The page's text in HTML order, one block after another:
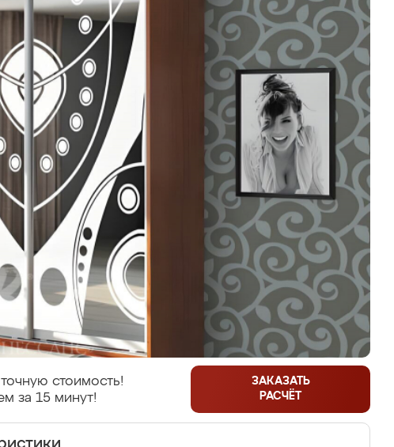
стоимость!
за 15 минут!
ЗАКАЗАТЬ
РАСЧЁТ